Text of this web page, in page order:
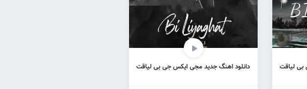
لیاقت
دانلود اهنگ جدید مجی ایکس جی بی لیاقت